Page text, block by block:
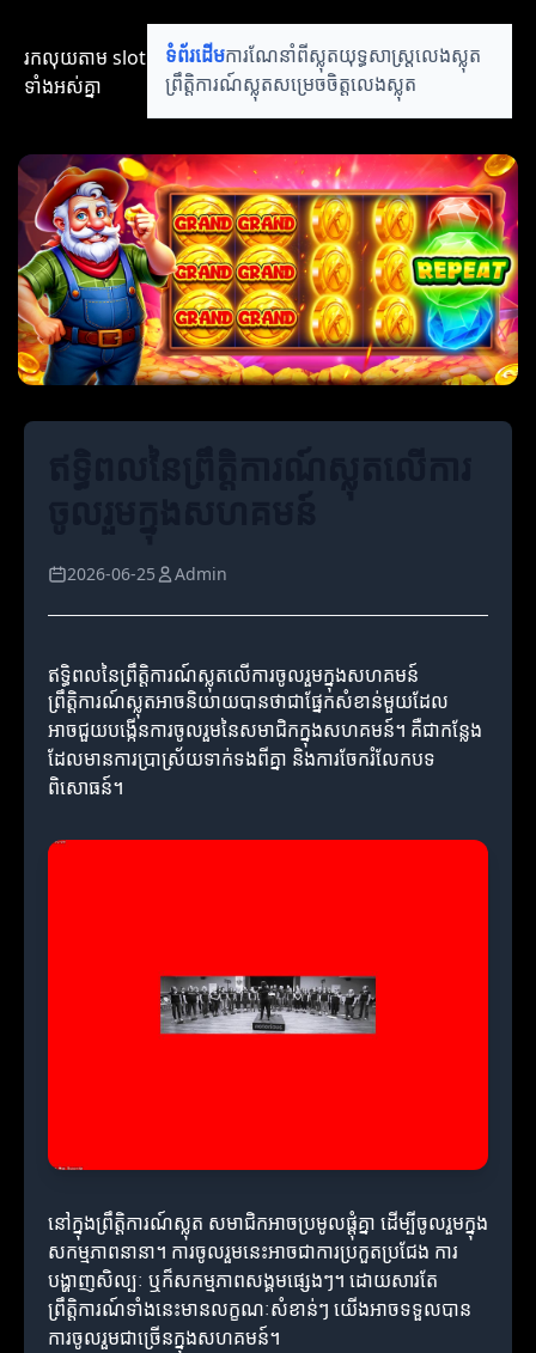
រកលុយតាម​ slot​​
ទាំងអស់គ្នា
ទំព័រដើមការណែនាំពីស្លុតយុទ្ធសាស្ត្រលេងស្លុត
ព្រឹត្តិការណ៍ស្លុតសម្រេចចិត្តលេងស្លុត
2026-06-25 Admin
ឥទ្ធិពលនៃព្រឹត្តិការណ៍ស្លុតលើការចូលរួមក្នុងសហគមន៍
ព្រឹត្តិការណ៍ស្លុតអាចនិយាយបានថាជាផ្នែកសំខាន់មួយដែល
អាចជួយបង្កើនការចូលរួមនៃសមាជិកក្នុងសហគមន៍។ គឺជាកន្លែង
ដែលមានការប្រាស្រ័យទាក់ទងពីគ្នា និងការចែករំលែកបទ
ពិសោធន៍។
នៅក្នុងព្រឹត្តិការណ៍ស្លុត សមាជិកអាចប្រមូលផ្តុំគ្នា ដើម្បីចូលរួមក្នុង
សកម្មភាពនានា។ ការចូលរួមនេះអាចជាការប្រកួតប្រជែង ការ
បង្ហាញសិល្បៈ ឬក៏សកម្មភាពសង្គមផ្សេងៗ។ ដោយសារតែ
ព្រឹត្តិការណ៍ទាំងនេះមានលក្ខណៈសំខាន់ៗ យើងអាចទទួលបាន
ការចូលរួមជាច្រើនក្នុងសហគមន៍។